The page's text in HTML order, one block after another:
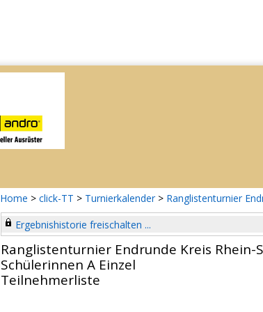
Home > click-TT > Turnierkalender > Ranglistenturnier
Ergebnishistorie freischalten ...
Ranglistenturnier Endrunde Kreis Rhein-
Schülerinnen A Einzel
Teilnehmerliste